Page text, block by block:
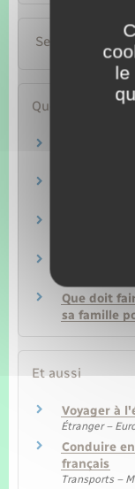
Services en
Questions ?
pour
Voyage à
Faut-il un
Que doit
sa famille
Et aussi
Voyager à
Étranger –
Conduire
français
Transports –
le